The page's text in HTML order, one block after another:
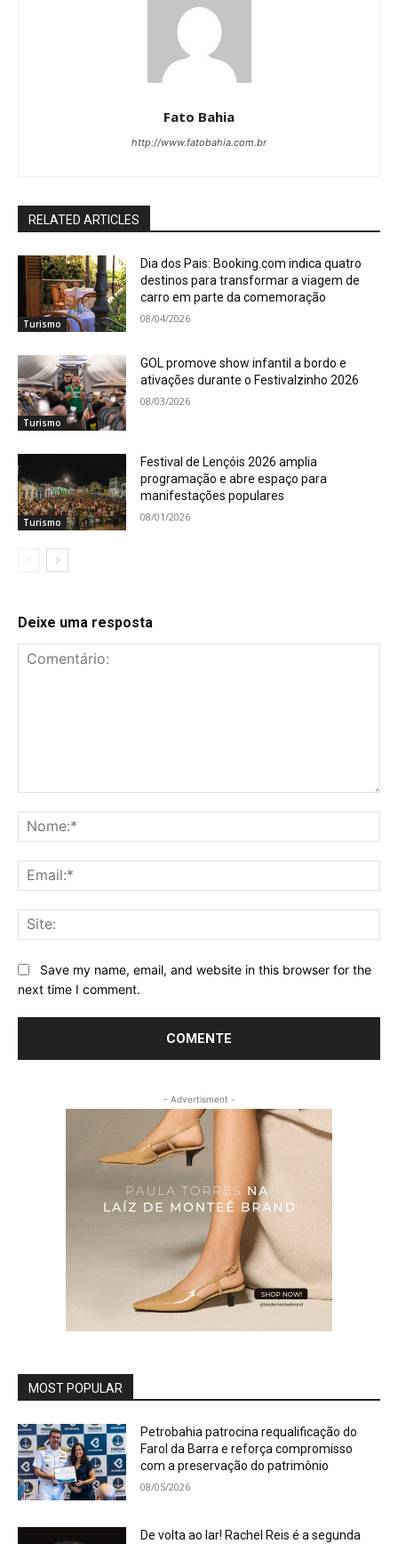
Fato Bahia
http://www.fatobahia.com.br
RELATED ARTICLES
Turismo
Dia dos Pais: Booking.com indica quatro
destinos para transformar a viagem de
carro em parte da comemoração
08/04/2026
Turismo
GOL promove show infantil a bordo e
ativações durante o Festivalzinho 2026
08/03/2026
Turismo
Festival de Lençóis 2026 amplia
programação e abre espaço para
manifestações populares
08/01/2026
Deixe uma resposta
Save my name, email, and website in this browser for the
next time I comment.
- Advertisment -
MOST POPULAR
Petrobahia patrocina requalificação do
Farol da Barra e reforça compromisso
com a preservação do patrimônio
08/05/2026
De volta ao lar! Rachel Reis é a segunda